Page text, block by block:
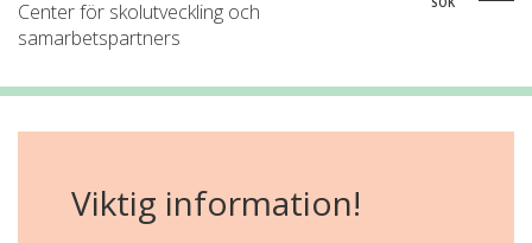
Center för skolutveckling och
samarbetspartners
Viktig information!